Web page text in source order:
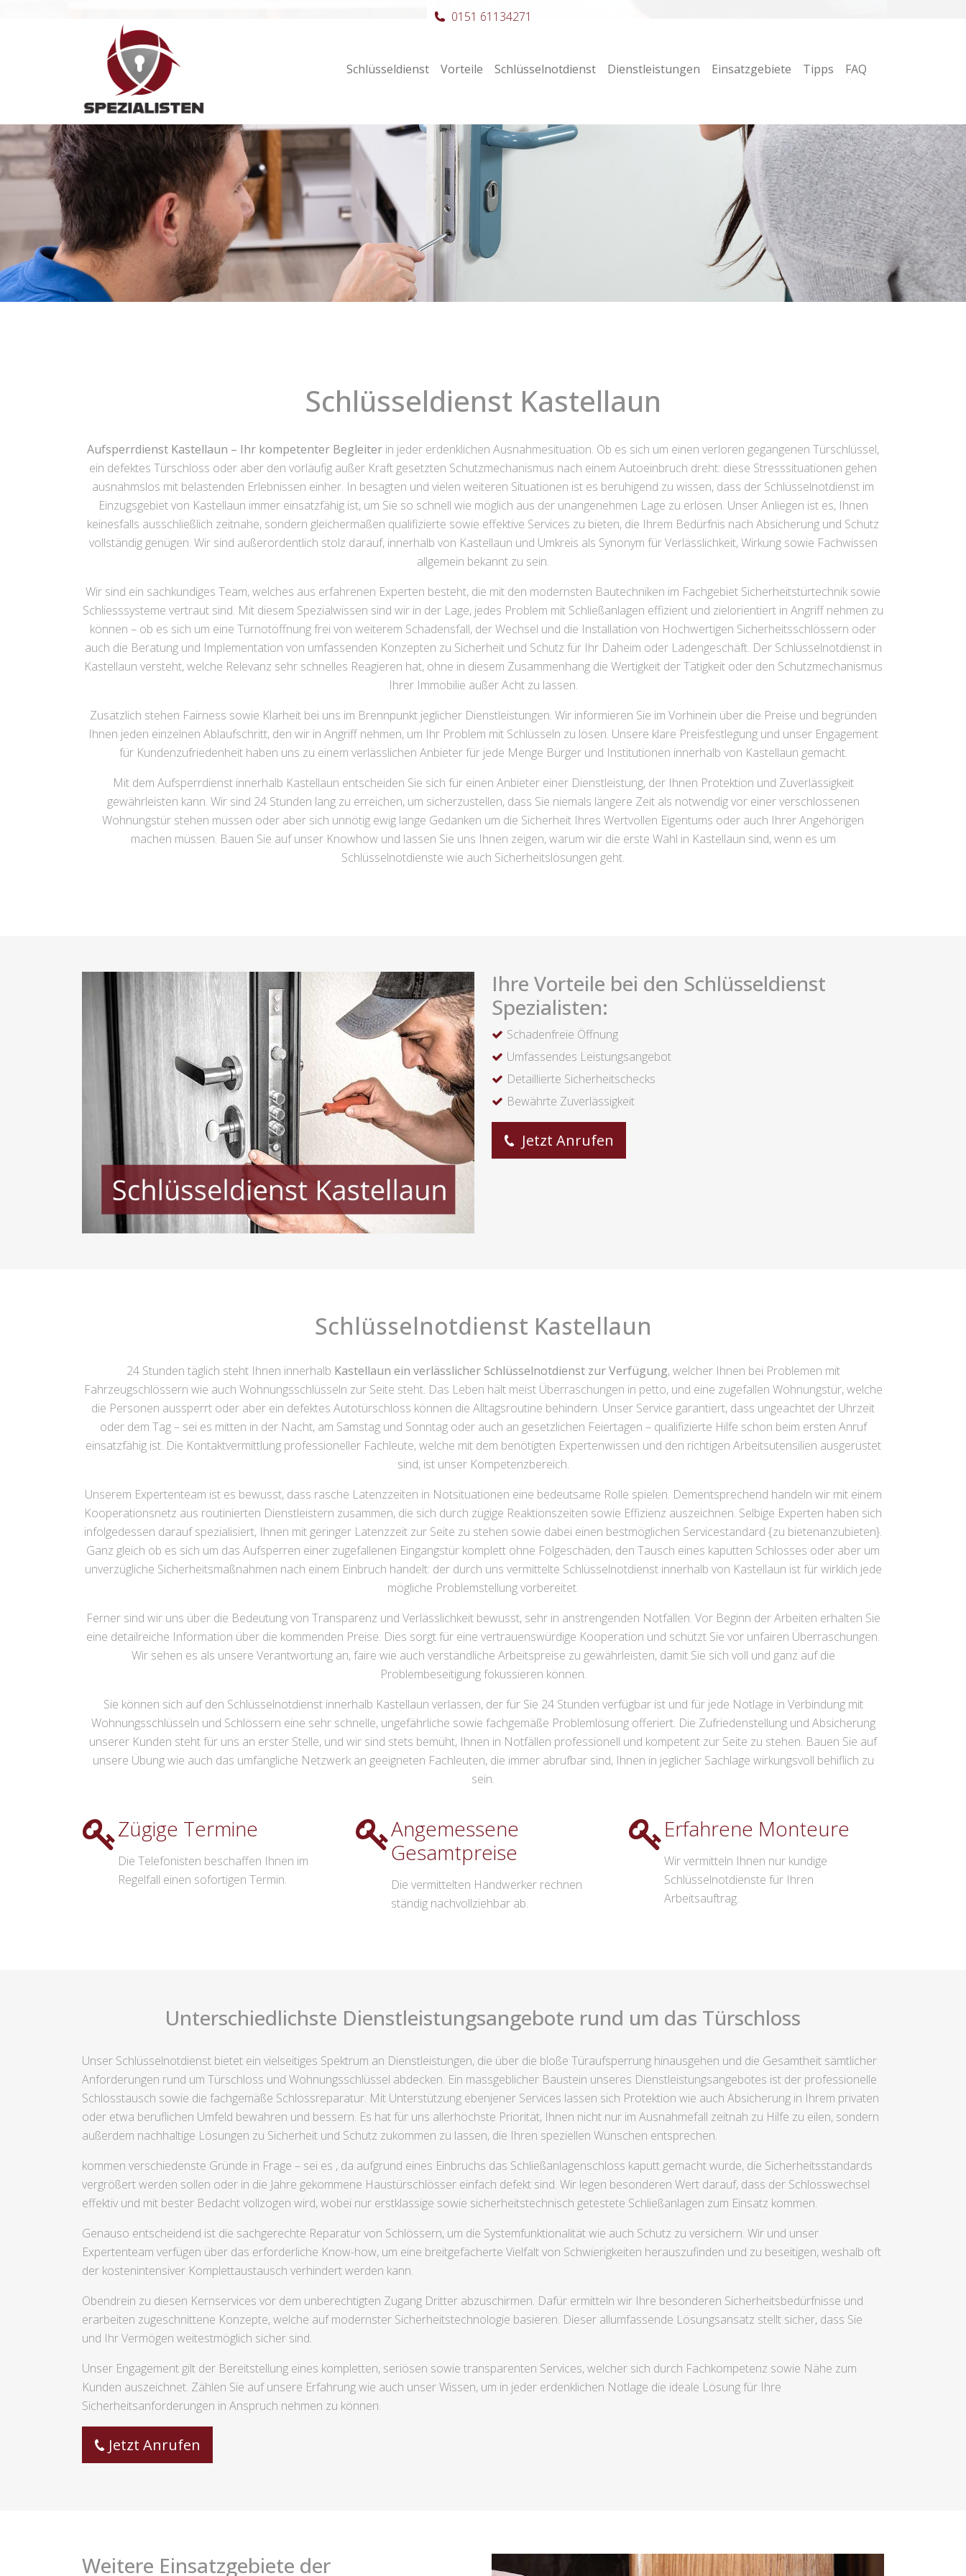
Hauptnavigation Schlüsseldienst Vorteile Schlüsselnotdienst Dienstleistungen Einsatzgebiete Tipps FAQ
0151 61134271
Schlüsseldienst Kastellaun
Aufsperrdienst Kastellaun – Ihr kompetenter Begleiter in jeder erdenklichen Ausnahmesituation. Ob es sich um einen verloren gegangenen Türschlüssel,
ein defektes Türschloss oder aber den vorläufig außer Kraft gesetzten Schutzmechanismus nach einem Autoeinbruch dreht: diese Stresssituationen gehen
ausnahmslos mit belastenden Erlebnissen einher. In besagten und vielen weiteren Situationen ist es beruhigend zu wissen, dass der Schlüsselnotdienst im
Einzugsgebiet von Kastellaun immer einsatzfähig ist, um Sie so schnell wie möglich aus der unangenehmen Lage zu erlösen. Unser Anliegen ist es, Ihnen
keinesfalls ausschließlich zeitnahe, sondern gleichermaßen qualifizierte sowie effektive Services zu bieten, die Ihrem Bedürfnis nach Absicherung und Schutz
vollständig genügen. Wir sind außerordentlich stolz darauf, innerhalb von Kastellaun und Umkreis als Synonym für Verlässlichkeit, Wirkung sowie Fachwissen
allgemein bekannt zu sein.
Wir sind ein sachkundiges Team, welches aus erfahrenen Experten besteht, die mit den modernsten Bautechniken im Fachgebiet Sicherheitstürtechnik sowie
Schliesssysteme vertraut sind. Mit diesem Spezialwissen sind wir in der Lage, jedes Problem mit Schließanlagen effizient und zielorientiert in Angriff nehmen zu
können – ob es sich um eine Türnotöffnung frei von weiterem Schadensfall, der Wechsel und die Installation von Hochwertigen Sicherheitsschlössern oder
auch die Beratung und Implementation von umfassenden Konzepten zu Sicherheit und Schutz für Ihr Daheim oder Ladengeschäft. Der Schlüsselnotdienst in
Kastellaun versteht, welche Relevanz sehr schnelles Reagieren hat, ohne in diesem Zusammenhang die Wertigkeit der Tätigkeit oder den Schutzmechanismus
Ihrer Immobilie außer Acht zu lassen.
Zusätzlich stehen Fairness sowie Klarheit bei uns im Brennpunkt jeglicher Dienstleistungen. Wir informieren Sie im Vorhinein über die Preise und begründen
Ihnen jeden einzelnen Ablaufschritt, den wir in Angriff nehmen, um Ihr Problem mit Schlüsseln zu lösen. Unsere klare Preisfestlegung und unser Engagement
für Kundenzufriedenheit haben uns zu einem verlässlichen Anbieter für jede Menge Bürger und Institutionen innerhalb von Kastellaun gemacht.
Mit dem Aufsperrdienst innerhalb Kastellaun entscheiden Sie sich für einen Anbieter einer Dienstleistung, der Ihnen Protektion und Zuverlässigkeit
gewährleisten kann. Wir sind 24 Stunden lang zu erreichen, um sicherzustellen, dass Sie niemals längere Zeit als notwendig vor einer verschlossenen
Wohnungstür stehen müssen oder aber sich unnötig ewig lange Gedanken um die Sicherheit Ihres Wertvollen Eigentums oder auch Ihrer Angehörigen
machen müssen. Bauen Sie auf unser Knowhow und lassen Sie uns Ihnen zeigen, warum wir die erste Wahl in Kastellaun sind, wenn es um
Schlüsselnotdienste wie auch Sicherheitslösungen geht.
Ihre Vorteile bei den Schlüsseldienst
Spezialisten:
Schadenfreie Öffnung
Umfassendes Leistungsangebot
Detaillierte Sicherheitschecks
Bewährte Zuverlässigkeit
Jetzt Anrufen
Schlüsselnotdienst Kastellaun
24 Stunden täglich steht Ihnen innerhalb Kastellaun ein verlässlicher Schlüsselnotdienst zur Verfügung, welcher Ihnen bei Problemen mit
Fahrzeugschlössern wie auch Wohnungsschlüsseln zur Seite steht. Das Leben hält meist Überraschungen in petto, und eine zugefallen Wohnungstür, welche
die Personen aussperrt oder aber ein defektes Autotürschloss können die Alltagsroutine behindern. Unser Service garantiert, dass ungeachtet der Uhrzeit
oder dem Tag – sei es mitten in der Nacht, am Samstag und Sonntag oder auch an gesetzlichen Feiertagen – qualifizierte Hilfe schon beim ersten Anruf
einsatzfähig ist. Die Kontaktvermittlung professioneller Fachleute, welche mit dem benötigten Expertenwissen und den richtigen Arbeitsutensilien ausgerüstet
sind, ist unser Kompetenzbereich.
Unserem Expertenteam ist es bewusst, dass rasche Latenzzeiten in Notsituationen eine bedeutsame Rolle spielen. Dementsprechend handeln wir mit einem
Kooperationsnetz aus routinierten Dienstleistern zusammen, die sich durch zügige Reaktionszeiten sowie Effizienz auszeichnen. Selbige Experten haben sich
infolgedessen darauf spezialisiert, Ihnen mit geringer Latenzzeit zur Seite zu stehen sowie dabei einen bestmöglichen Servicestandard {zu bietenanzubieten}.
Ganz gleich ob es sich um das Aufsperren einer zugefallenen Eingangstür komplett ohne Folgeschäden, den Tausch eines kaputten Schlosses oder aber um
unverzügliche Sicherheitsmaßnahmen nach einem Einbruch handelt: der durch uns vermittelte Schlüsselnotdienst innerhalb von Kastellaun ist für wirklich jede
mögliche Problemstellung vorbereitet.
Ferner sind wir uns über die Bedeutung von Transparenz und Verlässlichkeit bewusst, sehr in anstrengenden Notfällen. Vor Beginn der Arbeiten erhalten Sie
eine detailreiche Information über die kommenden Preise. Dies sorgt für eine vertrauenswürdige Kooperation und schützt Sie vor unfairen Überraschungen.
Wir sehen es als unsere Verantwortung an, faire wie auch verständliche Arbeitspreise zu gewährleisten, damit Sie sich voll und ganz auf die
Problembeseitigung fokussieren können.
Sie können sich auf den Schlüsselnotdienst innerhalb Kastellaun verlassen, der für Sie 24 Stunden verfügbar ist und für jede Notlage in Verbindung mit
Wohnungsschlüsseln und Schlössern eine sehr schnelle, ungefährliche sowie fachgemäße Problemlösung offeriert. Die Zufriedenstellung und Absicherung
unserer Kunden steht für uns an erster Stelle, und wir sind stets bemüht, Ihnen in Notfällen professionell und kompetent zur Seite zu stehen. Bauen Sie auf
unsere Übung wie auch das umfängliche Netzwerk an geeigneten Fachleuten, die immer abrufbar sind, Ihnen in jeglicher Sachlage wirkungsvoll behiflich zu
sein.
Zügige Termine
Die Telefonisten beschaffen Ihnen im
Regelfall einen sofortigen Termin.
Angemessene
Gesamtpreise
Die vermittelten Handwerker rechnen
ständig nachvollziehbar ab.
Erfahrene Monteure
Wir vermitteln Ihnen nur kundige
Schlüsselnotdienste für Ihren
Arbeitsauftrag.
Unterschiedlichste Dienstleistungsangebote rund um das Türschloss
Unser Schlüsselnotdienst bietet ein vielseitiges Spektrum an Dienstleistungen, die über die bloße Türaufsperrung hinausgehen und die Gesamtheit sämtlicher
Anforderungen rund um Türschloss und Wohnungsschlüssel abdecken. Ein massgeblicher Baustein unseres Dienstleistungsangebotes ist der professionelle
Schlosstausch sowie die fachgemäße Schlossreparatur. Mit Unterstützung ebenjener Services lassen sich Protektion wie auch Absicherung in Ihrem privaten
oder etwa beruflichen Umfeld bewahren und bessern. Es hat für uns allerhöchste Priorität, Ihnen nicht nur im Ausnahmefall zeitnah zu Hilfe zu eilen, sondern
außerdem nachhaltige Lösungen zu Sicherheit und Schutz zukommen zu lassen, die Ihren speziellen Wünschen entsprechen.
kommen verschiedenste Gründe in Frage – sei es , da aufgrund eines Einbruchs das Schließanlagenschloss kaputt gemacht wurde, die Sicherheitsstandards
vergrößert werden sollen oder in die Jahre gekommene Haustürschlösser einfach defekt sind. Wir legen besonderen Wert darauf, dass der Schlosswechsel
effektiv und mit bester Bedacht vollzogen wird, wobei nur erstklassige sowie sicherheitstechnisch getestete Schließanlagen zum Einsatz kommen.
Genauso entscheidend ist die sachgerechte Reparatur von Schlössern, um die Systemfunktionalität wie auch Schutz zu versichern. Wir und unser
Expertenteam verfügen über das erforderliche Know-how, um eine breitgefächerte Vielfalt von Schwierigkeiten herauszufinden und zu beseitigen, weshalb oft
der kostenintensiver Komplettaustausch verhindert werden kann.
Obendrein zu diesen Kernservices vor dem unberechtigten Zugang Dritter abzuschirmen. Dafür ermitteln wir Ihre besonderen Sicherheitsbedürfnisse und
erarbeiten zugeschnittene Konzepte, welche auf modernster Sicherheitstechnologie basieren. Dieser allumfassende Lösungsansatz stellt sicher, dass Sie
und Ihr Vermögen weitestmöglich sicher sind.
Unser Engagement gilt der Bereitstellung eines kompletten, seriösen sowie transparenten Services, welcher sich durch Fachkompetenz sowie Nähe zum
Kunden auszeichnet. Zählen Sie auf unsere Erfahrung wie auch unser Wissen, um in jeder erdenklichen Notlage die ideale Lösung für Ihre
Sicherheitsanforderungen in Anspruch nehmen zu können.
Jetzt Anrufen
Weitere Einsatzgebiete der